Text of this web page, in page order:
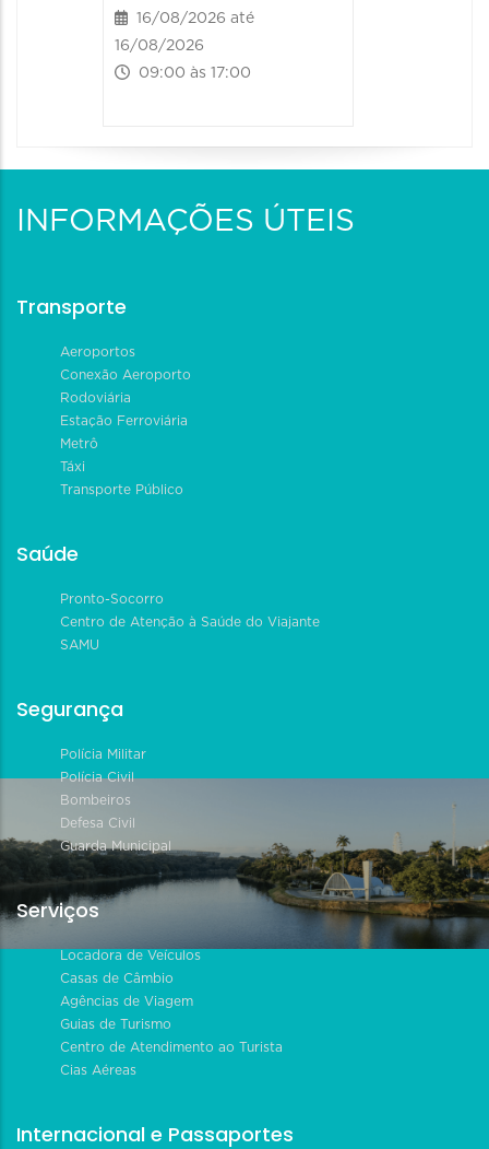
16/08/2026 até
16/08/2026
09:00 às 17:00
INFORMAÇÕES ÚTEIS
Transporte
Aeroportos
Conexão Aeroporto
Rodoviária
Estação Ferroviária
Metrô
Táxi
Transporte Público
Saúde
Pronto-Socorro
Centro de Atenção à Saúde do Viajante
SAMU
Segurança
Polícia Militar
Polícia Civil
Bombeiros
Defesa Civil
Guarda Municipal
Serviços
Locadora de Veículos
Casas de Câmbio
Agências de Viagem
Guias de Turismo
Centro de Atendimento ao Turista
Cias Aéreas
Internacional e Passaportes